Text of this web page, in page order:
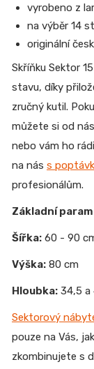
vyrobeno z
na výběr 14
originální
Skříňku Sektor
stavu, díky
zručný kutil.
můžete si od
nebo vám ho
na nás s
profesionálům.
Základní
Šířka: 60 - 90
Výška: 80 cm
Hloubka: 34,5 a
Sektorový
pouze na Vás,
zkombinujete s